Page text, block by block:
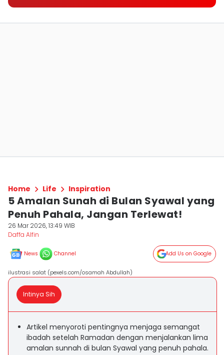
Home Life Inspiration
5 Amalan Sunah di Bulan Syawal yang
Penuh Pahala, Jangan Terlewat!
26 Mar 2026, 13:49 WIB
Daffa Alfin
News Channel Add Us on Google
ilustrasi salat (pexels.com/osamah Abdullah)
Intinya Sih
Artikel menyoroti pentingnya menjaga semangat
ibadah setelah Ramadan dengan menjalankan lima
amalan sunnah di bulan Syawal yang penuh pahala.